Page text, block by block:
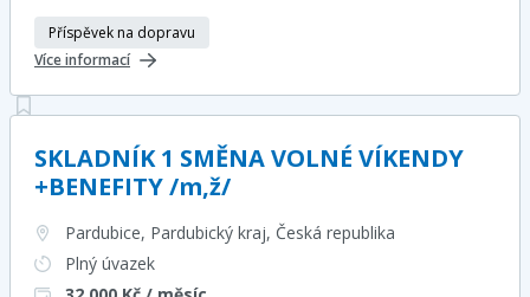
Příspěvek na dopravu
Více informací
SKLADNÍK 1 SMĚNA VOLNÉ VÍKENDY
+BENEFITY /m,ž/
Pardubice, Pardubický kraj, Česká republika
Plný úvazek